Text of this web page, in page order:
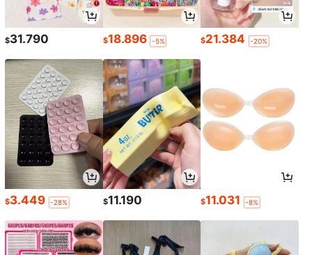
$31.790 $18.896 -5% $21.384 -20%
$3.449 -28% $11.190 $11.031 -8%